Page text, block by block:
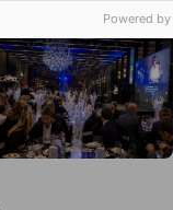
Powered by